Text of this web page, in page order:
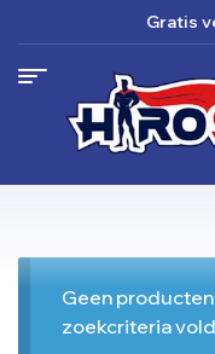
Gratis
Geen
zoekcriteria